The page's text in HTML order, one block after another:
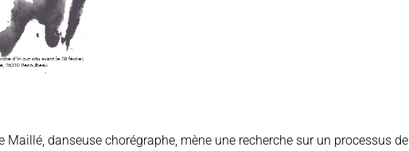
Maillé, danseuse chorégraphe, mène une recherche sur un processus de